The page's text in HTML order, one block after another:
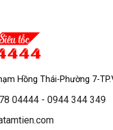
Hồng Thái-Phường 7-
04444 - 0944 344 349